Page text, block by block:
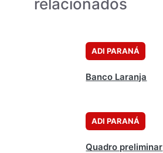
relacionados
ADI PARANÁ
Banco Laranja
ADI PARANÁ
Quadro preliminar